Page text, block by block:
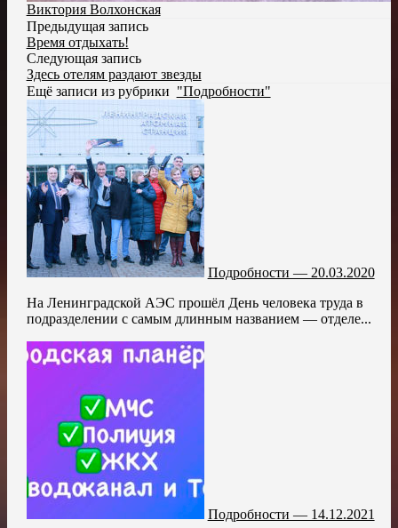
Виктория Волхонская
Предыдущая запись
Время отдыхать!
Следующая запись
Здесь отелям раздают звезды
Ещё записи из рубрики "Подробности"
Подробности — 20.03.2020
На Ленинградской АЭС прошёл День человека труда в
подразделении с самым длинным названием — отделе...
Подробности — 14.12.2021